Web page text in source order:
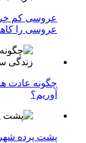
عروسی کم
عروسی را
چگونه عادت‌
آوریم؟
پشت پرده